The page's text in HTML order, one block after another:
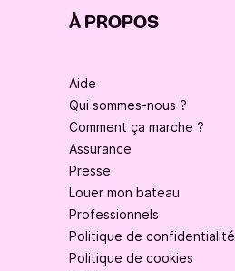
À PROPOS
Aide
Qui sommes-nous ?
Comment ça marche ?
Assurance
Presse
Louer mon bateau
Professionnels
Politique de confidentialité
Politique de cookies